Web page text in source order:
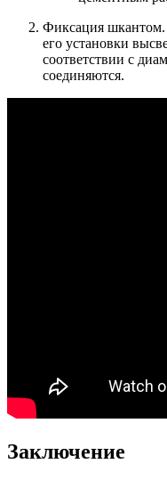
Фиксация шкантом.
его установки
соответствии с
соединяются.
Заключение